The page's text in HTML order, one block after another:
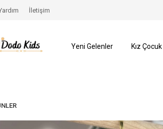
%70’e VARAN İNDİRİMLER BAŞLADI️
İletişim
Yeni Gelenler Kız Çocuk